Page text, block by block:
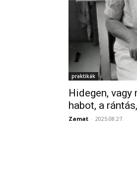
praktikák
Hidegen,
habot, a
Zamat - 2025.08.27.